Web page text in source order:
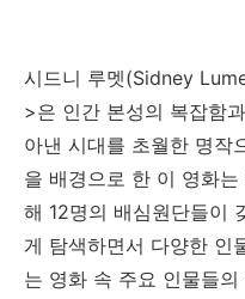
시드니 루멧(Sidney
>은 인간 본성의 복잡함
아낸 시대를 초월한 명작
을 배경으로 한 이 영화
해 12명의 배심원단들이
게 탐색하면서 다양한 인
는 영화 속 주요 인물들